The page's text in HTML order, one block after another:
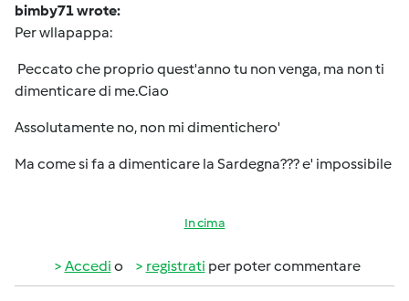
bimby71 wrote:
Per wllapappa:
Peccato che proprio quest'anno tu non venga, ma non ti
dimenticare di me.Ciao
Assolutamente no, non mi dimentichero'
Ma come si fa a dimenticare la Sardegna??? e' impossibile
In cima
Accedi o registrati per poter commentare